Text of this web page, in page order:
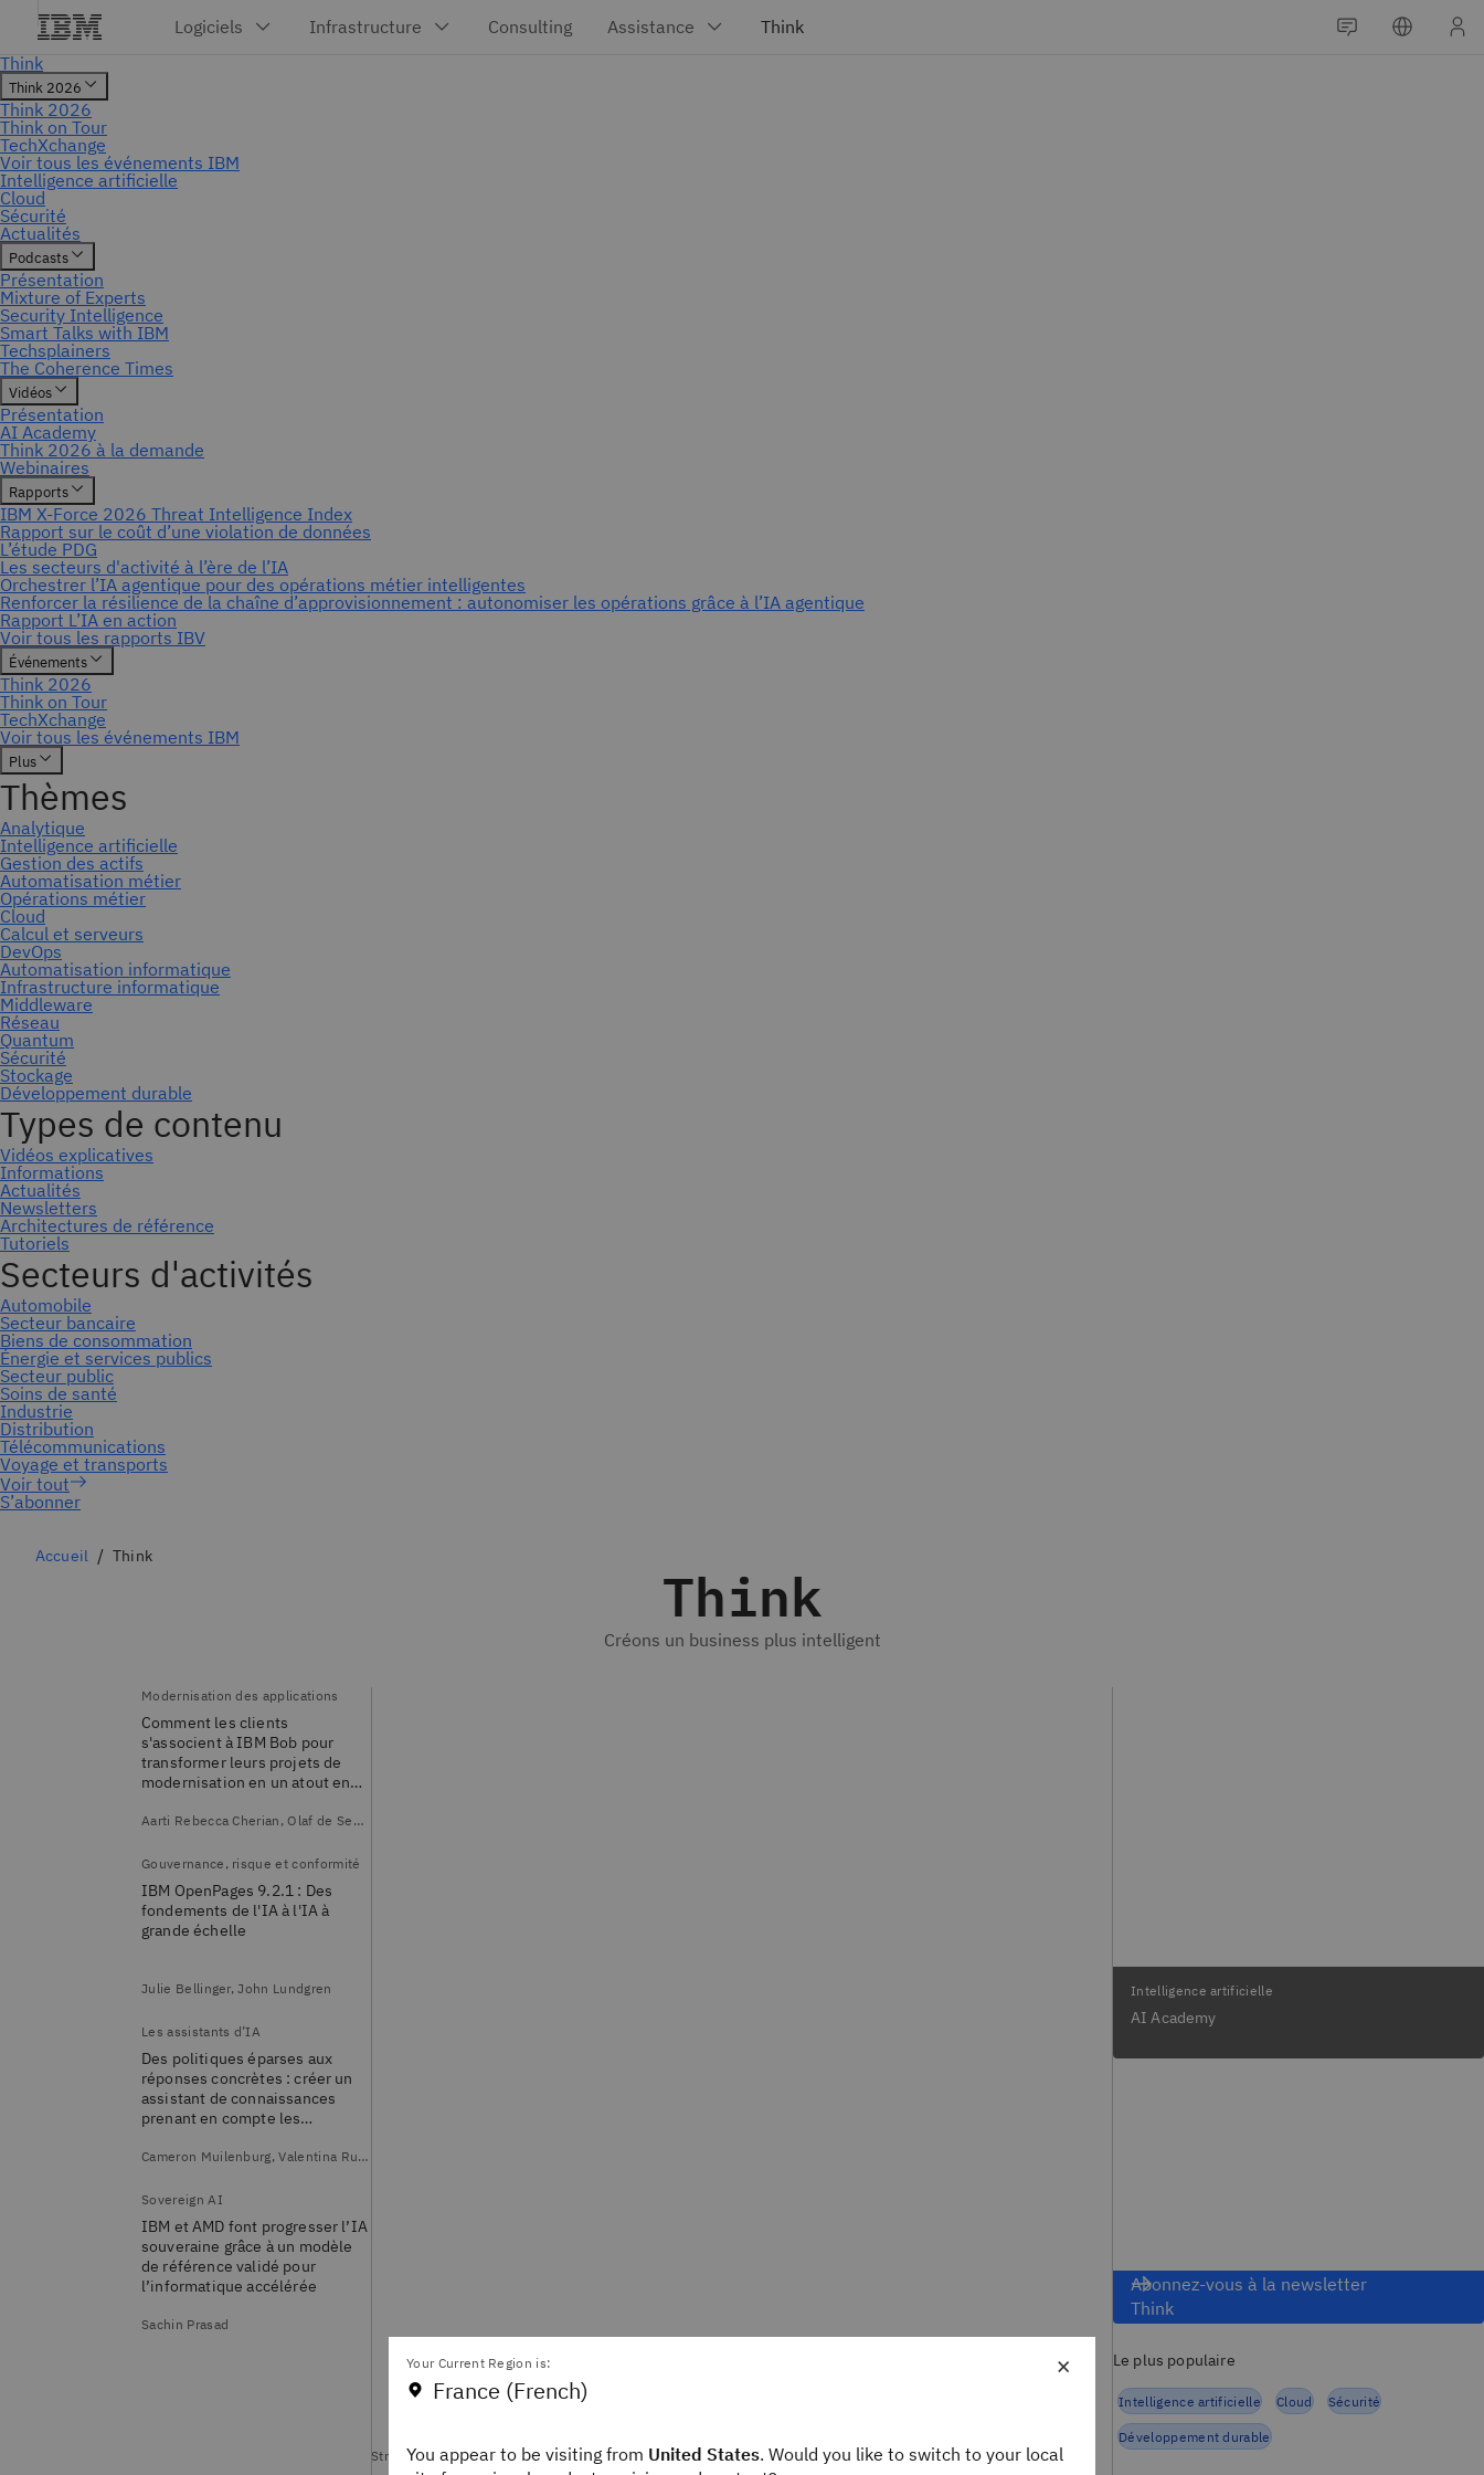
S’abonner
Accueil Think
Think
Créons un business plus intelligent
Modernisation des applications
Comment les clients
s'associent à IBM Bob pour
transformer leurs projets de
modernisation en un atout en
logiciel autonome
Aarti Rebecca Cherian, Olaf de Senerpont Domis
Gouvernance, risque et conformité
IBM OpenPages 9.2.1 : Des
fondements de l'IA à l'IA à
grande échelle
Julie Bellinger, John Lundgren
Les assistants d’IA
Des politiques éparses aux
réponses concrètes : créer un
assistant de connaissances
prenant en compte les
Orchestrate
Cameron Muilenburg, Valentina Rudas Montoya
Sovereign AI
IBM et AMD font progresser l’IA
souveraine grâce à un modèle
de référence validé pour
l’informatique accélérée
Sachin Prasad
Stratégie d’IA
Intelligence artificielle
AI Academy
Abonnez-vous à la newsletter
Think
Le plus populaire
Intelligence artificielle Cloud Sécurité
Développement durable
×
Your Current Region is:
France (French)
You appear to be visiting from United States. Would you like to switch to your local